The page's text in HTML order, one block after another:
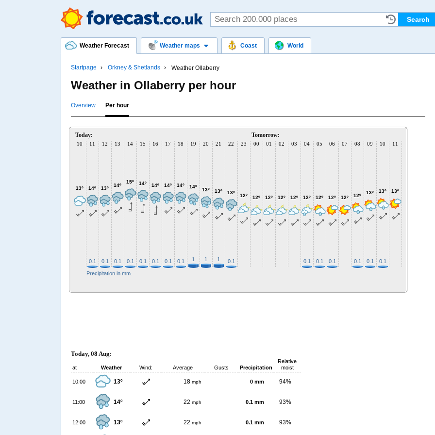
Weather Forecast Weather maps Coast World
Startpage Orkney & Shetlands Weather Ollaberry
Weather in Ollaberry per hour
Overview Per hour
Today:
10
13º
11
14º
Precipitation in mm.
0.1
12
13º
0.1
13
14º
0.1
14
15º
0.1
15
14º
0.1
16
14º
0.1
17
14º
0.1
18
14º
0.1
19
14º
1
20
13º
1
21
13º
1
22
13º
0.1
23
12º
Tomorrow:
00
12º
01
12º
02
12º
03
12º
04
12º
0.1
05
12º
0.1
06
12º
0.1
07
12º
08
12º
0.1
09
13º
0.1
10
13º
0.1
11
13º
Today, 08 Aug:
at Weather Wind: Average Gusts Precipitation
Relative
moist
10:00 13º 18 mph 0 mm 94%
11:00 14º 22 mph 0.1 mm 93%
12:00 13º 22 mph 0.1 mm 93%